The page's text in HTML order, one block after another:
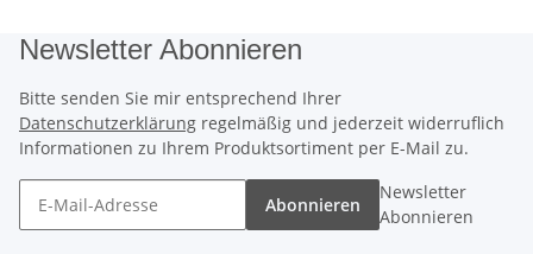
Newsletter Abonnieren
Bitte senden Sie mir entsprechend Ihrer
Datenschutzerklärung regelmäßig und jederzeit widerruflich
Informationen zu Ihrem Produktsortiment per E-Mail zu.
Abonnieren
Newsletter
Abonnieren